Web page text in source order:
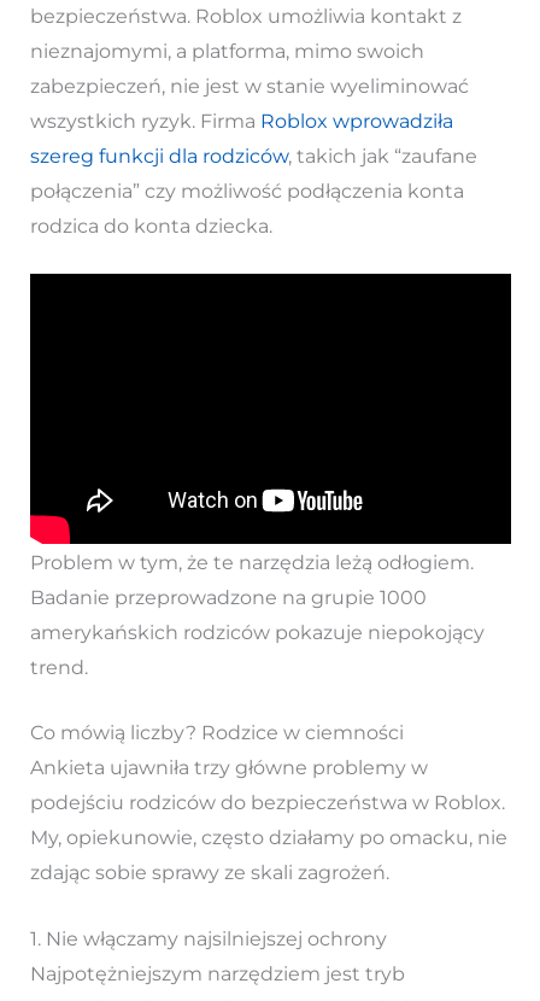
bezpieczeństwa. Roblox umożliwia kontakt z
nieznajomymi, a platforma, mimo swoich
zabezpieczeń, nie jest w stanie wyeliminować
wszystkich ryzyk. Firma Roblox wprowadziła
szereg funkcji dla rodziców, takich jak “zaufane
połączenia” czy możliwość podłączenia konta
rodzica do konta dziecka.
Problem w tym, że te narzędzia leżą odłogiem.
Badanie przeprowadzone na grupie 1000
amerykańskich rodziców pokazuje niepokojący
trend.
Co mówią liczby? Rodzice w ciemności
Ankieta ujawniła trzy główne problemy w
podejściu rodziców do bezpieczeństwa w Roblox.
My, opiekunowie, często działamy po omacku, nie
zdając sobie sprawy ze skali zagrożeń.
1. Nie włączamy najsilniejszej ochrony
Najpotężniejszym narzędziem jest tryb